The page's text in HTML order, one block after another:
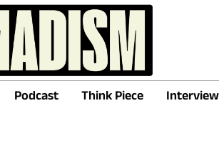
Podcast Think Piece